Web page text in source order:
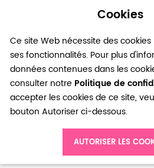
Cookies
Ce site Web nécessite des
ses fonctionnalités. Pour plus
données contenues dans les
consulter notre Politique de
accepter les cookies de ce site,
bouton Autoriser ci-dessous.
AUTORISER LES
0
Accès